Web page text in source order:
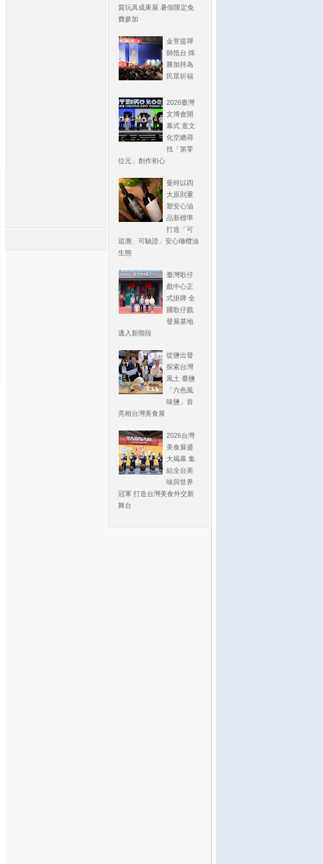
賞玩具成果展 暑假限定免
費參加
金菩提禪
師抵台 殊
勝加持為
民眾祈福
2026臺灣
文博會開
幕式 逛文
化空總尋
找「第零
位元」創作初心
曼時以四
大原則重
塑安心油
品新標準
打造「可
追溯、可驗證」安心橄欖油
生態
臺灣歌仔
戲中心正
式掛牌 全
國歌仔戲
發展基地
邁入新階段
從鹽出發
探索台灣
風土 臺鹽
「六色風
味鹽」首
亮相台灣美食展
2026台灣
美食展盛
大揭幕 集
結全台美
味與世界
冠軍 打造台灣美食外交新
舞台